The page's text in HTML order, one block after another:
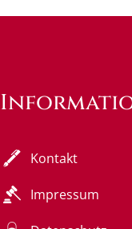
Kontakt
Impressum